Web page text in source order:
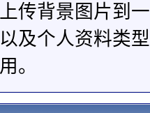
上传背景图片到
以及个人资料类
用。